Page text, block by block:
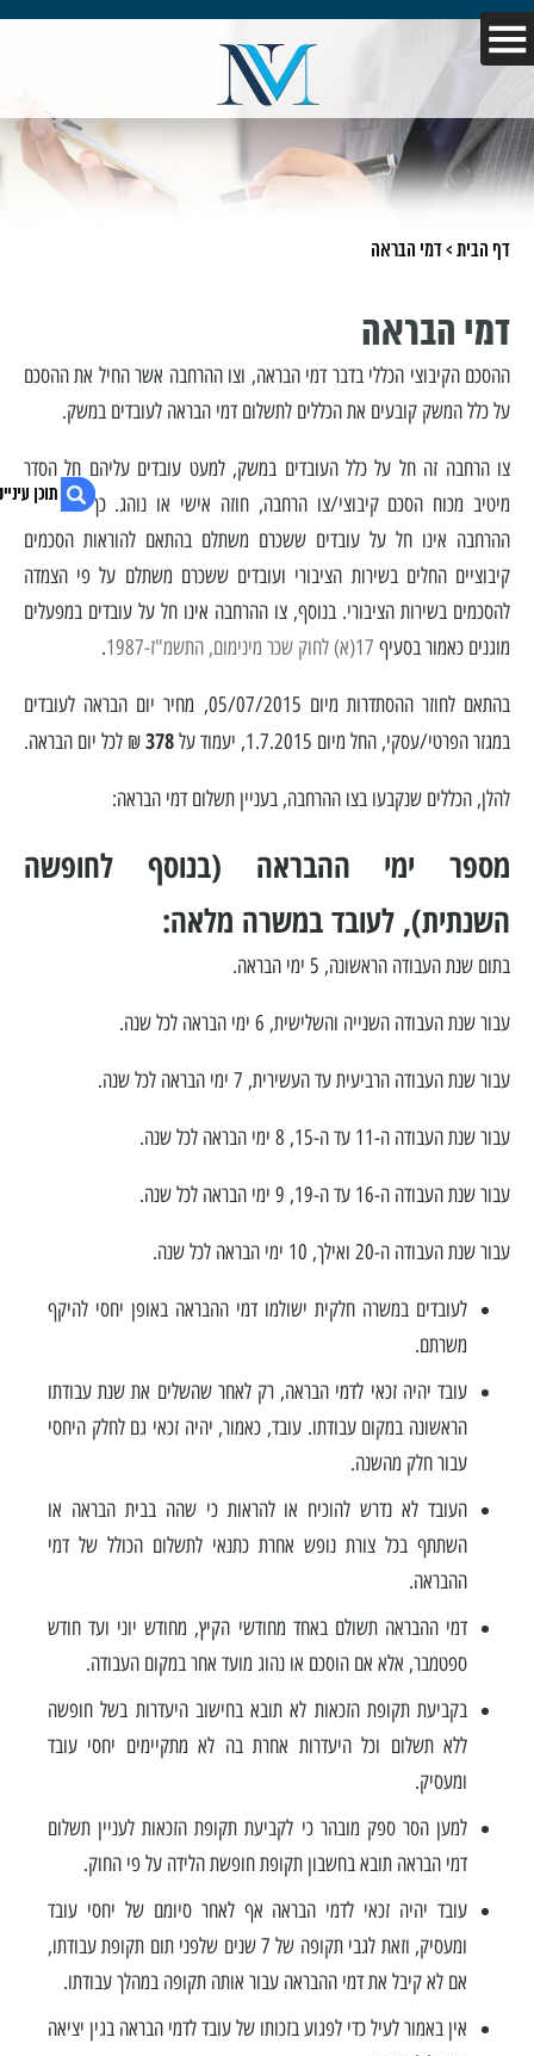
1. דמי הבראה
2. מספר ימי ההבראה (בנוסף לחופשה השנתית), לעובד במשרה
דף הבית >דמי הבראה
דמי הבראה
ההסכם הקיבוצי הכללי בדבר דמי הבראה, וצו ההרחבה אשר החיל את ההסכם
על כלל המשק קובעים את הכללים לתשלום דמי הבראה לעובדים במשק.
צו הרחבה זה חל על כלל העובדים במשק, למעט עובדים עליהם חל הסדר
מיטיב מכוח הסכם קיבוצי/צו הרחבה, חוזה אישי או נוהג. כך למשל צו
ההרחבה אינו חל על עובדים ששכרם משתלם בהתאם להוראות הסכמים
קיבוציים החלים בשירות הציבורי ועובדים ששכרם משתלם על פי הצמדה
להסכמים בשירות הציבורי. בנוסף, צו ההרחבה אינו חל על עובדים במפעלים
מוגנים כאמור בסעיף 17(א) לחוק שכר מינימום, התשמ"ז-1987 .
בהתאם לחוזר ההסתדרות מיום 05/07/2015, מחיר יום הבראה לעובדים
במגזר הפרטי/עסקי, החל מיום 1.7.2015, יעמוד על
378₪ לכל יום הבראה.
להלן, הכללים שנקבעו בצו ההרחבה, בעניין תשלום דמי הבראה:
מספר ימי ההבראה (בנוסף לחופשה
השנתית), לעובד במשרה מלאה:
בתום שנת העבודה הראשונה, 5 ימי הבראה.
עבור שנת העבודה השנייה והשלישית, 6 ימי הבראה לכל שנה.
עבור שנת העבודה הרביעית עד העשירית, 7 ימי הבראה לכל שנה.
עבור שנת העבודה ה-11 עד ה-15, 8 ימי הבראה לכל שנה.
עבור שנת העבודה ה-16 עד ה-19, 9 ימי הבראה לכל שנה.
עבור שנת העבודה ה-20 ואילך, 10 ימי הבראה לכל שנה.
לעובדים במשרה חלקית ישולמו דמי ההבראה באופן יחסי להיקף
משרתם.
עובד יהיה זכאי לדמי הבראה, רק לאחר שהשלים את שנת עבודתו
הראשונה במקום עבודתו. עובד, כאמור, יהיה זכאי גם לחלק היחסי
עבור חלק מהשנה.
העובד לא נדרש להוכיח או להראות כי שהה בבית הבראה או
השתתף בכל צורת נופש אחרת כתנאי לתשלום הכולל של דמי
ההבראה.
דמי ההבראה תשולם באחד מחודשי הקיץ, מחודש יוני ועד חודש
ספטמבר, אלא אם הוסכם או נהוג מועד אחר במקום העבודה.
בקביעת תקופת הזכאות לא תובא בחישוב היעדרות בשל חופשה
ללא תשלום וכל היעדרות אחרת בה לא מתקיימים יחסי עובד
ומעסיק.
למען הסר ספק מובהר כי לקביעת תקופת הזכאות לעניין תשלום
דמי הבראה תובא בחשבון תקופת חופשת הלידה על פי החוק.
עובד יהיה זכאי לדמי הבראה אף לאחר סיומם של יחסי עובד
ומעסיק, וזאת לגבי תקופה של 7 שנים שלפני תום תקופת עבודתו,
אם לא קיבל את דמי ההבראה עבור אותה תקופה במהלך עבודתו.
אין באמור לעיל כדי לפגוע בזכותו של עובד לדמי הבראה בגין יציאה